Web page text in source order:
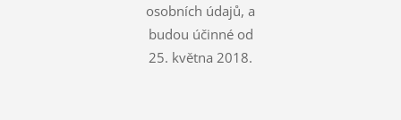
osobních údajů, a
budou účinné od
25. května 2018.